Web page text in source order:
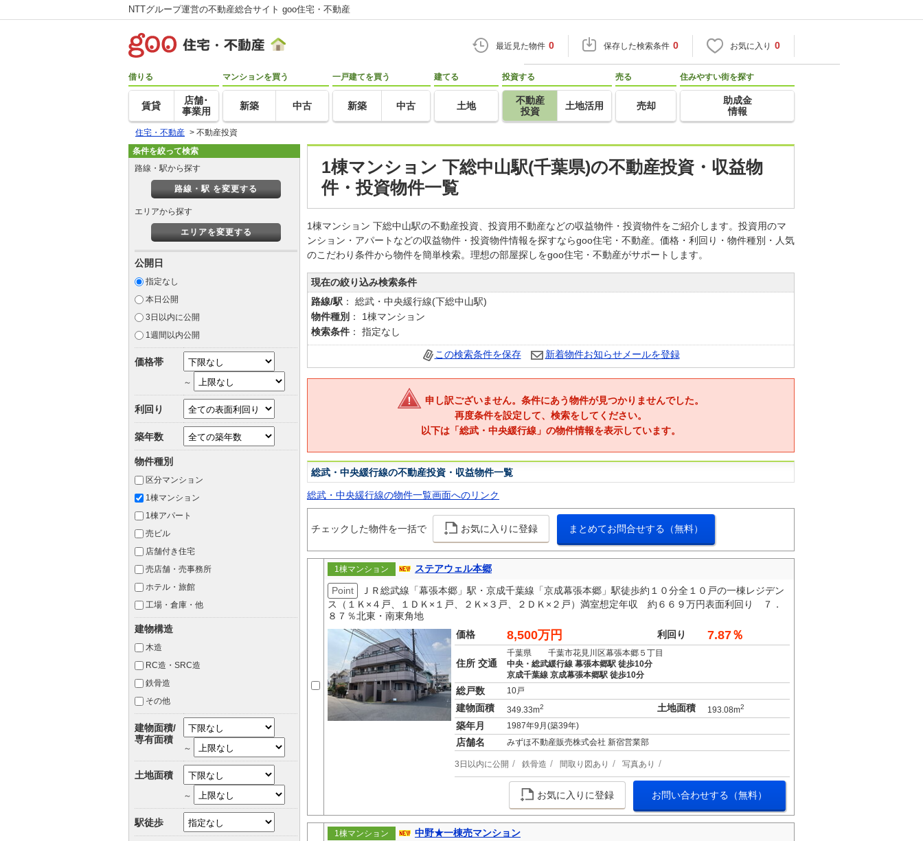
NTTグループ運営の不動産総合サイト goo住宅・不動産
最近見た物件 0 保存した検索条件 0 お気に入り 0
借りる
賃貸
店舗･
事業用
マンションを買う
新築 中古
一戸建てを買う
新築 中古
建てる
土地
投資する
不動産
投資
土地活用
売る
売却
住みやすい街を探す
助成金
情報
住宅・不動産 > 不動産投資
1棟マンション 下総中山駅(千葉県)の不動産投資・収益物
件・投資物件一覧
1棟マンション 下総中山駅の不動産投資、投資用不動産などの収益物件・投資物件をご紹介します。投資用のマ
ンション・アパートなどの収益物件・投資物件情報を探すならgoo住宅・不動産。価格・利回り・物件種別・人気
のこだわり条件から物件を簡単検索。理想の部屋探しをgoo住宅・不動産がサポートします。
現在の絞り込み検索条件
路線/駅 ： 総武・中央緩行線(下総中山駅)
物件種別 ： 1棟マンション
検索条件 ： 指定なし
この検索条件を保存 新着物件お知らせメールを登録
申し訳ございません。条件にあう物件が見つかりませんでした。
再度条件を設定して、検索をしてください。
以下は「総武・中央緩行線」の物件情報を表示しています。
総武・中央緩行線の不動産投資・収益物件一覧
総武・中央緩行線の物件一覧画面へのリンク
チェックした物件を一括で お気に入りに登録 まとめてお問合せする（無料）
1棟マンション
ステアウェル本郷
Point
ＪＲ総武線「幕張本郷」駅・京成千葉線「京成幕張本郷」駅徒歩約１０分全１０戸の一棟レジデン
ス（１Ｋ×４戸、１ＤＫ×１戸、２Ｋ×３戸、２ＤＫ×２戸）満室想定年収 約６６９万円表面利回り ７．
８７％北東・南東角地
価格
8,500万円 利回り 7.87％
住所 交通
千葉県 千葉市花見川区幕張本郷５丁目
中央・総武緩行線 幕張本郷駅 徒歩10分
京成千葉線 京成幕張本郷駅 徒歩10分
総戸数 10戸
建物面積 349.33m2 土地面積 193.08m2
築年月 1987年9月(築39年)
店舗名 みずほ不動産販売株式会社 新宿営業部
3日以内に公開 鉄骨造 間取り図あり 写真あり
お気に入りに登録 お問い合わせする（無料）
1棟マンション
中野★一棟売マンション
条件を絞って検索
路線・駅から探す
路線・駅 を変更する
エリアから探す
エリアを変更する
公開日
指定なし
本日公開
3日以内に公開
1週間以内公開
価格帯
～
利回り
築年数
物件種別
区分マンション
1棟マンション
1棟アパート
売ビル
店舗付き住宅
売店舗・売事務所
ホテル・旅館
工場・倉庫・他
建物構造
木造
RC造・SRC造
鉄骨造
その他
建物面積/
専有面積
～
土地面積
～
駅徒歩